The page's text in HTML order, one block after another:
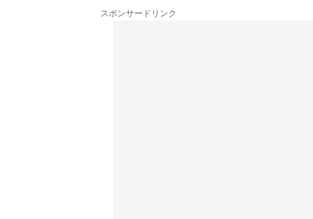
スポンサードリンク